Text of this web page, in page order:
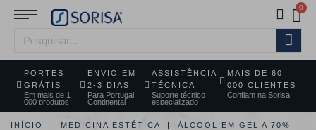
PORTES
GRÁTIS
Em mais de 1
000 produtos
ENVIO EM
2-3 DIAS
Para Portugal
Continental
ASSISTÊNCIA
TÉCNICA
Suporte técnico
especializado
MAIS DE 60
000 CLIENTES
Confiam na Sorisa
INÍCIO MEDICINA ESTÉTICA
ÁLCOOL EM GEL A 70%